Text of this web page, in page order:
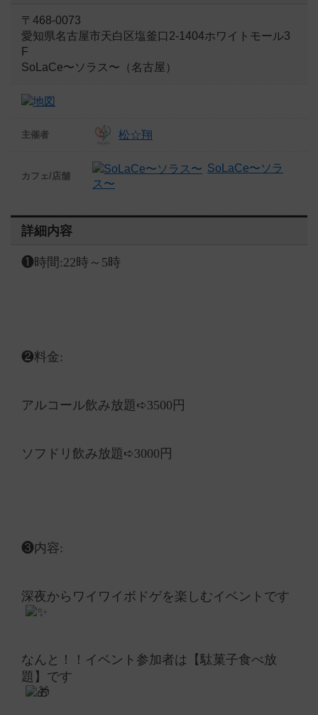
〒468-0073
愛知県名古屋市天白区塩釜口2-1404ホワイトモール3
F
SoLaCe〜ソラス〜（名古屋）
主催者 松☆翔
カフェ/店舗
SoLaCe〜ソラ
ス〜
詳細内容
❶時間:22時～5時
❷料金:
アルコール飲み放題➪3500円
ソフドリ飲み放題➪3000円
❸内容:
深夜からワイワイボドゲを楽しむイベントです
なんと！！イベント参加者は【駄菓子食べ放
題】です